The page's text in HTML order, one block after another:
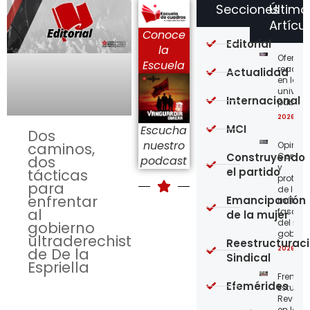
Dos
caminos,
dos
tácticas
para
enfrentar
al
gobierno
ultraderechista
de De la
Espriella
Conoce
la
Escuela
Escucha
nuestro
podcast
en las
2026-
y
de los
del
2026-
Frente
Secciones
Editorial
Actualidad
Internacional
MCI
Construyendo
el partido
Emancipación
de la mujer
Sindical
Efemérides